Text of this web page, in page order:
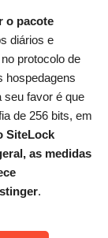
o pacote
diários e
protocolo de
hospedagens
seu favor é que
de 256 bits, em
SiteLock
as medidas
.